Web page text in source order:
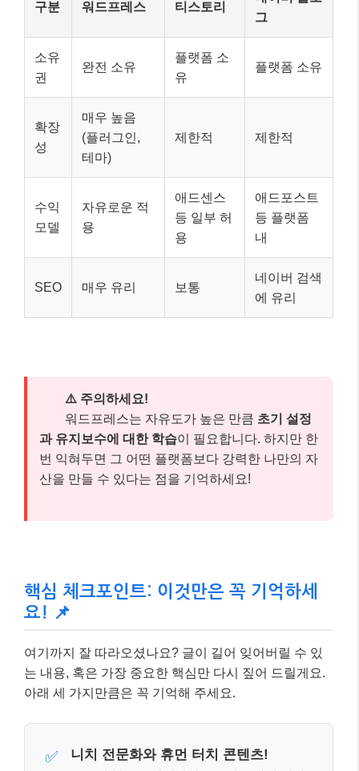
구분 워드프레스 티스토리
그
소유
권
완전 소유
플랫폼 소
유
플랫폼 소유
확장
성
매우 높음
(플러그인,
테마)
제한적 제한적
수익
모델
자유로운 적
용
애드센스
등 일부 허
용
애드포스트
등 플랫폼
내
SEO 매우 유리 보통
네이버 검색
에 유리
워드프레스는 자유도가 높은 만큼초기 설정
과 유지보수에 대한 학습이 필요합니다. 하지만 한
번 익혀두면 그 어떤 플랫폼보다 강력한 나만의 자